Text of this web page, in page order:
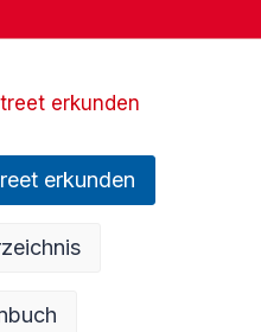
erkunden